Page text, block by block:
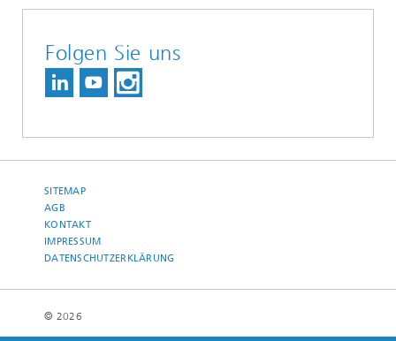
Folgen Sie uns
SITEMAP
AGB
KONTAKT
IMPRESSUM
DATENSCHUTZERKLÄRUNG
© 2026